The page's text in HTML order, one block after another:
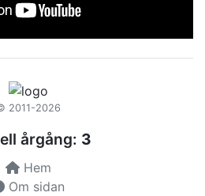
2011-2026
årgång: 3
Hem
Om sidan